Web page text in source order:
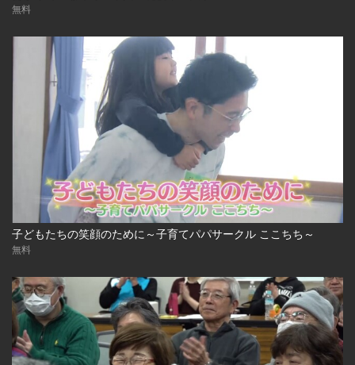
無料
子どもたちの笑顔のために～子育てパパサークル ここちち～
無料